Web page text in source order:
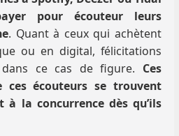
pour écouteur leurs
. Quant à ceux qui achètent
ou en digital, félicitations
ce cas de figure. Ces
écouteurs se trouvent
à la concurrence dès qu’ils